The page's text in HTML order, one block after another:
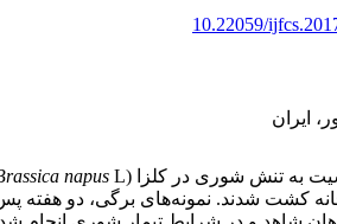
10.22059/
ایران
به تنش شوری در کلزا (
napus L
کشت شدند. نمونه‌های برگی، دو هفته